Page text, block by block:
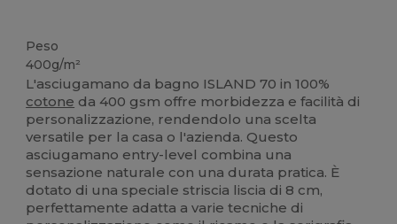
Peso
400g/m²
L'asciugamano da bagno ISLAND 70 in 100%
cotone da 400 gsm offre morbidezza e facilità di
personalizzazione, rendendolo una scelta
versatile per la casa o l'azienda. Questo
asciugamano entry-level combina una
sensazione naturale con una durata pratica. È
dotato di una speciale striscia liscia di 8 cm,
perfettamente adatta a varie tecniche di